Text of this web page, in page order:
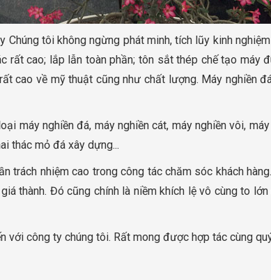
tôi không ngừng phát minh, tích lũy kinh
cao; lắp lẫn toàn phần; tôn sắt thép chế tạo máy
cao về mỹ thuật cũng như chất lượng. Máy nghiền
máy nghiền đá, máy nghiền cát, máy nghiền vôi,
thác mỏ đá xây dựng...
trách nhiệm cao trong công tác chăm sóc khách
thành. Đó cũng chính là niềm khích lệ vô cùng to
với công ty chúng tôi. Rất mong được hợp tác cùng